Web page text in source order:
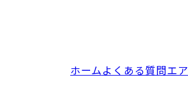
ホーム よくある質問 エ